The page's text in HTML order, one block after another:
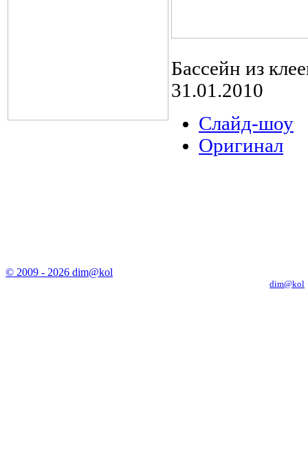
Бассейн из
31.01.2010
Слайд-шоу
Оригинал
© 2009 - 2026 dim@kol
dim@kol